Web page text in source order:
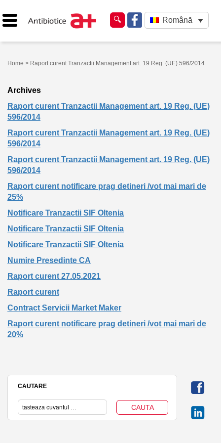
Română
Home > Raport curent Tranzactii Management art. 19 Reg. (UE) 596/2014
Archives
Raport curent Tranzactii Management art. 19 Reg. (UE)
596/2014
Raport curent Tranzactii Management art. 19 Reg. (UE)
596/2014
Raport curent Tranzactii Management art. 19 Reg. (UE)
596/2014
Raport curent notificare prag detineri /vot mai mari de
25%
Notificare Tranzactii SIF Oltenia
Notificare Tranzactii SIF Oltenia
Notificare Tranzactii SIF Oltenia
Numire Presedinte CA
Raport curent 27.05.2021
Raport curent
Contract Servicii Market Maker
Raport curent notificare prag detineri /vot mai mari de
20%
CAUTARE